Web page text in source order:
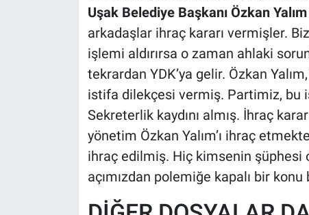
Uşak Belediye Başkanı Özkan Yalım
arkadaşlar ihraç kararı vermişler.
işlemi aldırırsa o zaman ahlaki
tekrardan YDK’ya gelir. Özkan
istifa dilekçesi vermiş. Partimiz, bu
Sekreterlik kaydını almış. İhraç
yönetim Özkan Yalım’ı ihraç
ihraç edilmiş. Hiç kimsenin şüphesi
açımızdan polemiğe kapalı bir konu